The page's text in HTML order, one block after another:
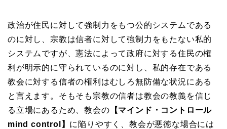
政治が住民に対して強制力をもつ公的システムである
のに対し、宗教は信者に対して強制力をもたない私的
システムですが、憲法によって政府に対する住民の権
利が明示的に守られているのに対し、私的存在である
教会に対する信者の権利はむしろ無防備な状況にある
と言えます。そもそも宗教の信者は教会の教義を信じ
る立場にあるため、教会の 【マインド・コントロール
mind control】 に陥りやすく、教会が悪徳な場合には